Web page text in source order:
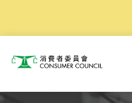
消费者委员会